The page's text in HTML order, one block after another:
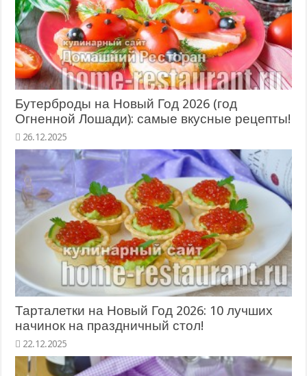
Бутерброды на Новый Год 2026 (год
Огненной Лошади): самые вкусные рецепты!
26.12.2025
Тарталетки на Новый Год 2026: 10 лучших
начинок на праздничный стол!
22.12.2025